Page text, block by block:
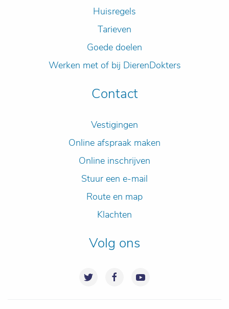
Huisregels
Tarieven
Goede doelen
Werken met of bij DierenDokters
Contact
Vestigingen
Online afspraak maken
Online inschrijven
Stuur een e-mail
Route en map
Klachten
Volg ons